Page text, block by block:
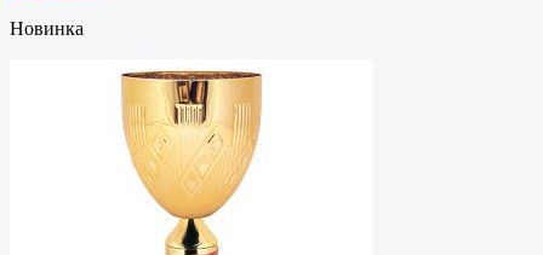
Новинка